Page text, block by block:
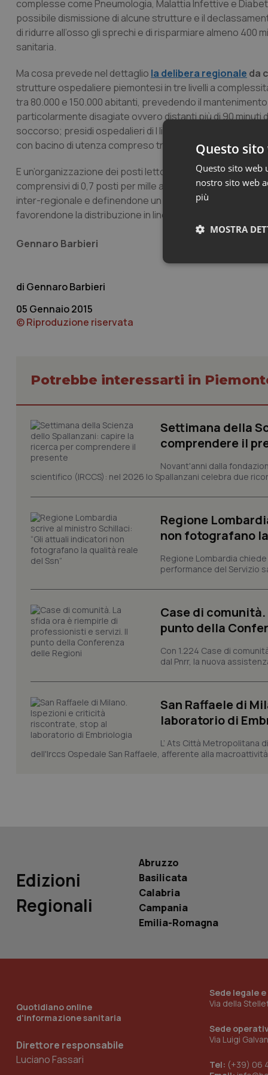
complesse come Pneumologia, Malattia Infettive e
possibile dismissione di alcune strutture e il
di ridurre all’osso gli sprechi e di risparmiare almeno 400
sanitaria.
Ma cosa prevede nel dettaglio la delibera regionale da
strutture ospedaliere piemontesi in tre livelli a
tra 80.000 e 150.000 abitanti, prevedendo il
particolarmente disagiate ovvero distanti più di 90 minuti
soccorso; presidi ospedalieri di I livello, con bacino di
con bacino di utenza compreso tra 600.000 e 1.200.000
E un’organizzazione dei posti letto con una dotazione
comprensivi di 0,7 posti per mille abitanti per la
inter-regionale e definendone un parziale recupero nel
favorendone la distribuzione in linea con il fabbisogno per
Gennaro Barbieri
Gennaro Barbieri
05 Gennaio 2015
© Riproduzione riservata
Potrebbe interessarti in
Settimana della
comprendere il
Novant'anni dalla
scientifico (IRCCS): nel 2026 lo Spallanzani celebra due
Regione
non fotografano
Regione Lombardia
performance del Servizio
Case di
punto della
Con 1.224 Case di
dal Pnrr, la nuova
San Raffaele di
laboratorio di
L’ Ats Città Metropolitana
dell'Irccs Ospedale San Raffaele, afferente alla
Edizioni
Regionali
Abruzzo
Basilicata
Calabria
Campania
Emilia-Romagna
Quotidiano online
d'informazione sanitaria
Direttore responsabile
Luciano Fassari
Sede legale
Via della
Sede
Via Luigi
Tel: (+39) 06
Questo
Questo sito web
nostro sito web
più
MOSTRA
e l'accesso alle
tracking-sites-
tracking-enable
tracking-sites-
session-id
PHPSESSID
_ga_KM60CM4NPH
tracking-sites-
ironfish-tracking-
named-enable